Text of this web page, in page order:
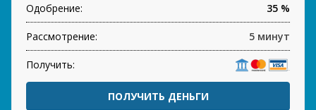
Одобрение: 35 %
Рассмотрение: 5 минут
Получить:
ПОЛУЧИТЬ ДЕНЬГИ